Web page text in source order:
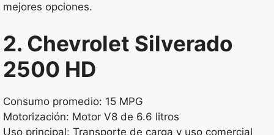
mejores opciones.
2. Chevrolet Silverado
2500 HD
Consumo promedio: 15 MPG
Motorización: Motor V8 de 6.6 litros
Uso principal: Transporte de carga y uso comercial